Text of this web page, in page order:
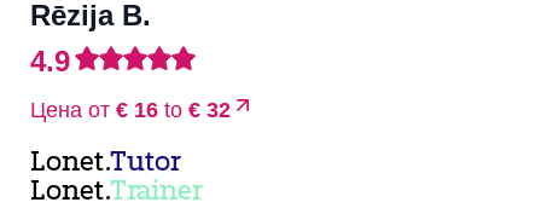
Rēzija B.
4.9
Цена от € 16 to € 32
Lonet.Tutor
Lonet.Trainer